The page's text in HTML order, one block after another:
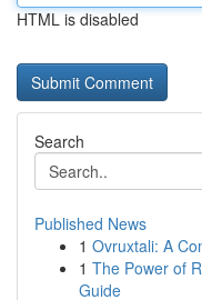
HTML is disabled
Search
Published News
1 Ovruxtali: A
1 The Power of
Guide